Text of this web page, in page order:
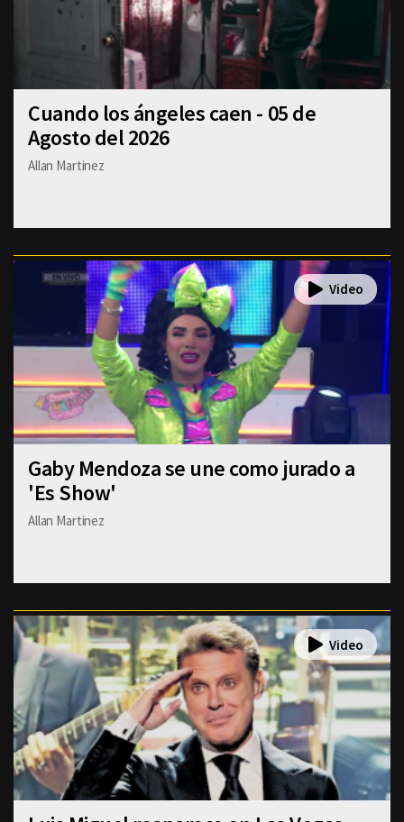
Cuando los ángeles caen - 05 de
Agosto del 2026
Allan Martinez
Gaby Mendoza se une como jurado a
'Es Show'
Allan Martinez